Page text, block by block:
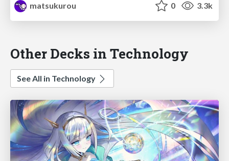
matsukurou
0 3.3k
Other Decks in Technology
See All in Technology